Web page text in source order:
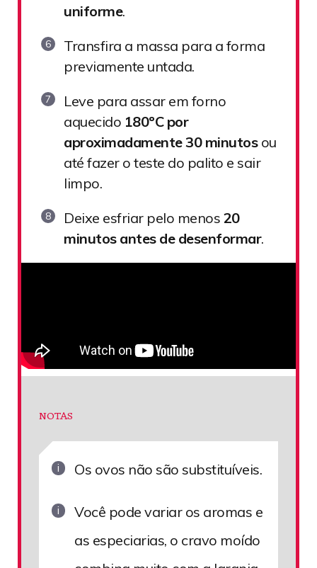
uniforme.
Transfira a massa para a forma
previamente untada.
Leve para assar em forno
aquecido 180ºC por
aproximadamente 30 minutosou
até fazer o teste do palito e sair
limpo.
Deixe esfriar pelo menos 20
minutos antes de desenformar.
NOTAS
Os ovos não são substituíveis.
Você pode variar os aromas e
as especiarias, o cravo moído